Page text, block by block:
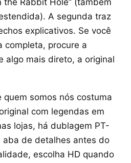
the Rabbit Hole” (também
A segunda traz
explicativos. Se você
completa, procure a
algo mais direto, a original
quem somos nós costuma
com legendas em
lojas, há dublagem PT-
aba de detalhes antes do
escolha HD quando